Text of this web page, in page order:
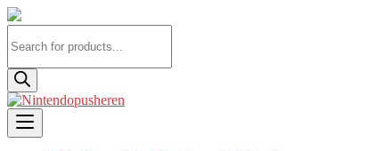
search
Skip
to
content